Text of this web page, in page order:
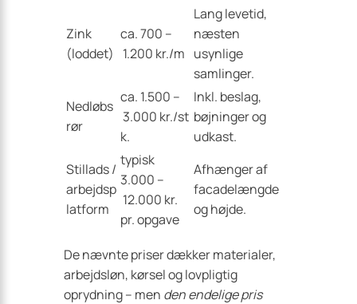
Zink
(loddet)
ca. 700 –
1.200 kr./m
Lang levetid,
næsten
usynlige
samlinger.
Nedløbs
rør
ca. 1.500 –
3.000 kr./st
k.
Inkl. beslag,
bøjninger og
udkast.
Stillads /
arbejdsp
latform
typisk
3.000 –
12.000 kr.
pr. opgave
Afhænger af
facade­længde
og højde.
De nævnte priser dækker materialer,
arbejdsløn, kørsel og lovpligtig
oprydning – men den endelige pris